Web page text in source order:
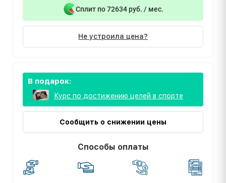
Сплит по 72634 руб. / мес.
Не устроила цена?
В подарок:
Курс по достижению целей в спорте
Сообщить о снижении цены
Способы оплаты